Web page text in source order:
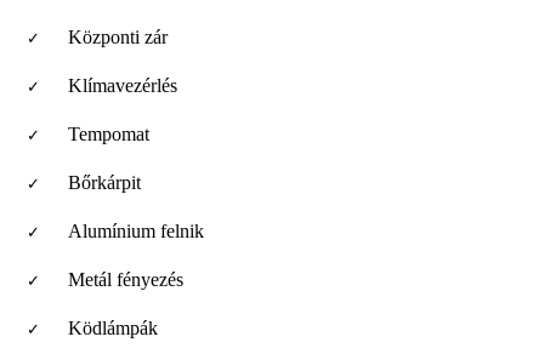
Központi zár
Klímavezérlés
Tempomat
Bőrkárpit
Alumínium felnik
Metál fényezés
Ködlámpák